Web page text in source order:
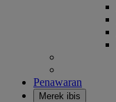
Penawaran
Merek ibis